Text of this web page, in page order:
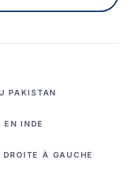
PAKISTAN
EN INDE
À GAUCHE